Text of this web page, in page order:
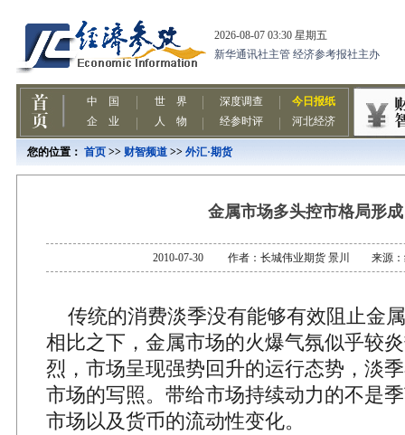
您的位置： 首页 >> 财智频道 >> 外汇·期货
金属市场多头控市格局形成
2010-07-30 作者：长城伟业期货 景川 来源：
传统的消费淡季没有能够有效阻止金
相比之下，金属市场的火爆气氛似乎较
烈，市场呈现强势回升的运行态势，淡
市场的写照。带给市场持续动力的不是
市场以及货币的流动性变化。